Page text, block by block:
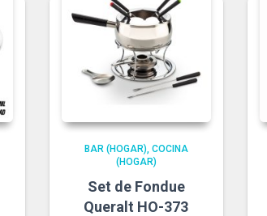
BAR (HOGAR) COCINA
(HOGAR)
Set de Fondue
Queralt HO-373